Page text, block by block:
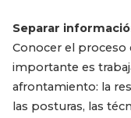
Separar
Conocer el proceso
importante es
afrontamiento: la
las posturas, las